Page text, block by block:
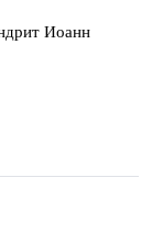
Иоанн